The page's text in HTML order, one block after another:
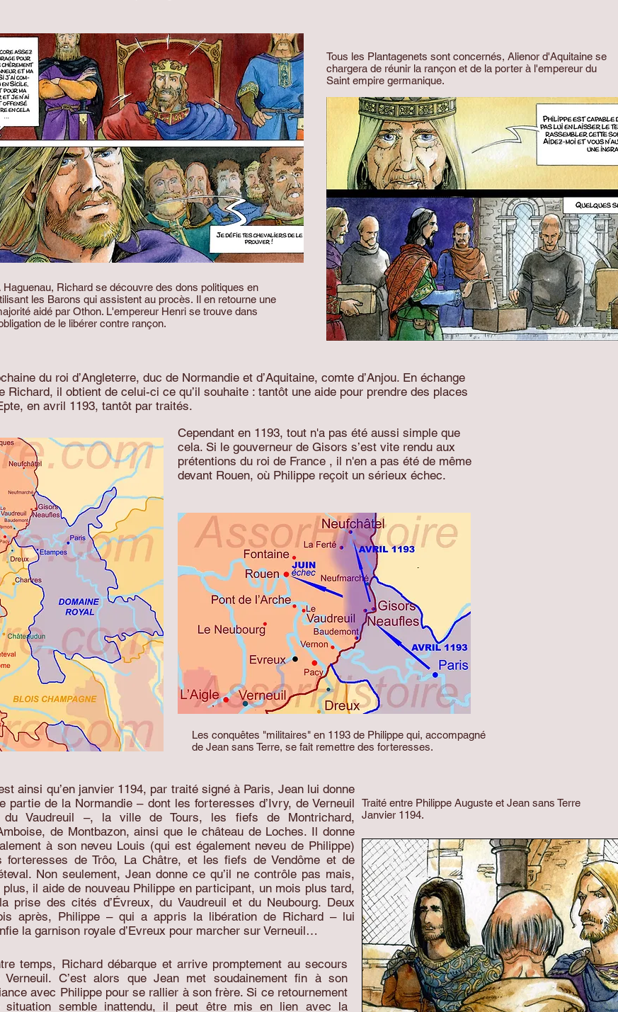
du roi d’Angleterre, duc de Normandie et d’Aquitaine, comte d’Anjou. En échange
Richard, il obtient de celui-ci ce qu’il souhaite : tantôt une aide pour prendre des places
en avril 1193, tantôt par traités.
Haguenau, Richard se découvre des dons politiques en
les Barons qui assistent au procès. Il en retourne une
aidé par Othon. L'empereur Henri se trouve dans
de le libérer contre rançon.
Tous les Plantagenets sont concernés, Alienor d'Aquitaine se
chargera de réunir la rançon et de la porter à l'empereur du
Saint empire germanique.
Cependant en 1193, tout n'a pas été aussi simple que
cela. Si le gouverneur de Gisors s’est vite rendu aux
prétentions du roi de France , il n'en a pas été de même
devant Rouen, où Philippe reçoit un sérieux échec.
Les conquêtes "militaires" en 1193 de Philippe qui, accompagné
de Jean sans Terre, se fait remettre des forteresses.
ainsi qu’en janvier 1194, par traité signé à Paris, Jean lui donne
partie de la Normandie – dont les forteresses d’Ivry, de Verneuil
Vaudreuil –, la ville de Tours, les fiefs de Montrichard,
de Montbazon, ainsi que le château de Loches. Il donne
à son neveu Louis (qui est également neveu de Philippe)
forteresses de Trôo, La Châtre, et les fiefs de Vendôme et de
Non seulement, Jean donne ce qu’il ne contrôle pas mais,
plus, il aide de nouveau Philippe en participant, un mois plus tard,
prise des cités d’Évreux, du Vaudreuil et du Neubourg. Deux
après, Philippe – qui a appris la libération de Richard – lui
la garnison royale d’Evreux pour marcher sur Verneuil…
temps, Richard débarque et arrive promptement au secours
Verneuil. C’est alors que Jean met soudainement fin à son
avec Philippe pour se rallier à son frère. Si ce retournement
situation semble inattendu, il peut être mis en lien avec la
Traité entre Philippe Auguste et Jean sans Terre
Janvier 1194.